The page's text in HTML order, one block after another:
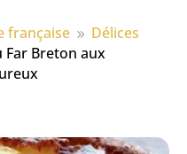
française 9 Délices
Far Breton aux